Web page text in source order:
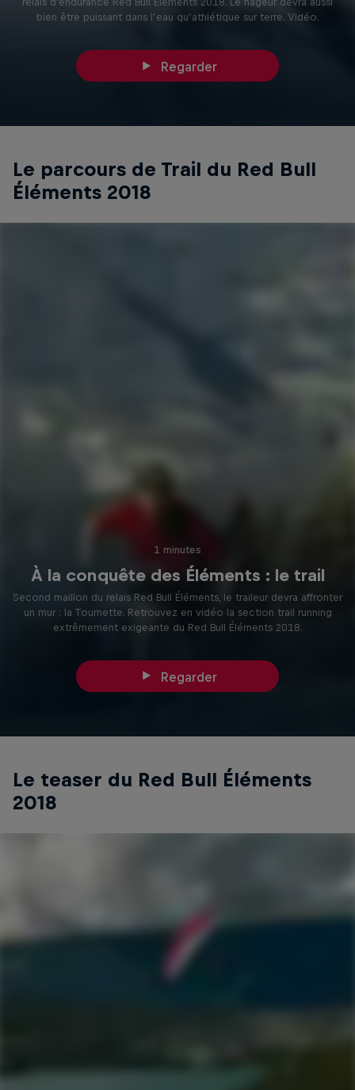
bien être puissant dans l’eau qu’athlétique sur terre. Vidéo.
Regarder
Le parcours de Trail du Red Bull
Éléments 2018
1 minutes
À la conquête des Éléments : le trail
Second maillon du relais Red Bull Éléments, le traileur devra affronter
un mur : la Tournette. Retrouvez en vidéo la section trail running
extrêmement exigeante du Red Bull Éléments 2018.
Regarder
Le teaser du Red Bull Éléments
2018